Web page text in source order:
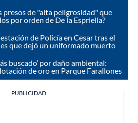
presos de "alta peligrosidad" que
por orden de De la Espriella?
de Policía en Cesar tras el
que dejó un uniformado muerto
buscado’ por daño ambiental:
de oro en Parque Farallones
PUBLICIDAD